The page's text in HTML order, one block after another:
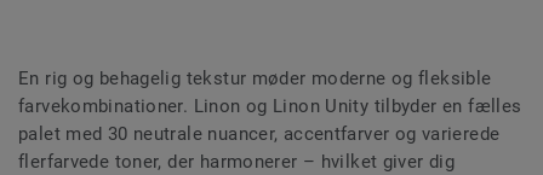
En rig og behagelig tekstur møder moderne og fleksible
farvekombinationer. Linon og Linon Unity tilbyder en fælles
palet med 30 neutrale nuancer, accentfarver og varierede
flerfarvede toner, der harmonerer – hvilket giver dig